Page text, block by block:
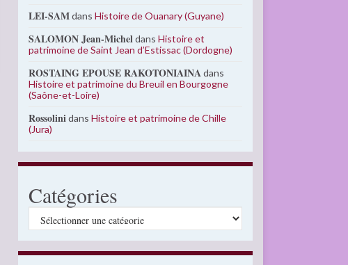
LEI-SAMdansHistoire de Ouanary (Guyane)
SALOMON Jean-MicheldansHistoire et
patrimoine de Saint Jean d’Estissac (Dordogne)
ROSTAING EPOUSE RAKOTONIAINAdans
Histoire et patrimoine du Breuil en Bourgogne
(Saône-et-Loire)
RossolinidansHistoire et patrimoine de Chille
(Jura)
Catégories
Catégories